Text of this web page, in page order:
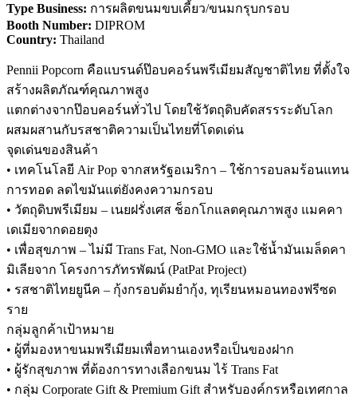
Type Business: การผลิตขนมขบเคี้ยว/ขนมกรุบกรอบ
Booth Number: DIPROM
Country: Thailand
Pennii Popcorn คือแบรนด์ป๊อบคอร์นพรีเมียมสัญชาติไทย ที่ตั้งใจ
สร้างผลิตภัณฑ์คุณภาพสูง
แตกต่างจากป๊อบคอร์นทั่วไป โดยใช้วัตถุดิบคัดสรรระดับโลก
ผสมผสานกับรสชาติความเป็นไทยที่โดดเด่น
จุดเด่นของสินค้า
• เทคโนโลยี Air Pop จากสหรัฐอเมริกา – ใช้การอบลมร้อนแทน
การทอด ลดไขมันแต่ยังคงความกรอบ
• วัตถุดิบพรีเมียม – เนยฝรั่งเศส ช็อกโกแลตคุณภาพสูง แมคคา
เดเมียจากดอยตุง
• เพื่อสุขภาพ – ไม่มี Trans Fat, Non-GMO และใช้น้ำมันเมล็ดคา
มิเลียจาก โครงการภัทรพัฒน์ (PatPat Project)
• รสชาติไทยยูนีค – กุ้งกรอบต้มยำกุ้ง, ทุเรียนหมอนทองฟรีซด
ราย
กลุ่มลูกค้าเป้าหมาย
• ผู้ที่มองหาขนมพรีเมียมเพื่อทานเองหรือเป็นของฝาก
• ผู้รักสุขภาพ ที่ต้องการทางเลือกขนม ไร้ Trans Fat
• กลุ่ม Corporate Gift & Premium Gift สำหรับองค์กรหรือเทศกาล